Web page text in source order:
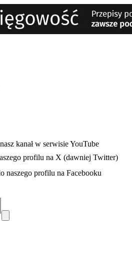
karcie
się w nowej karcie
kanał w serwisie YouTube
profilu na X (dawniej Twitter)
się w nowej karcie
naszego profilu na Facebooku